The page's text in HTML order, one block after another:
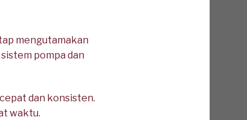
mengutamakan
pompa dan
dan konsisten.
waktu.